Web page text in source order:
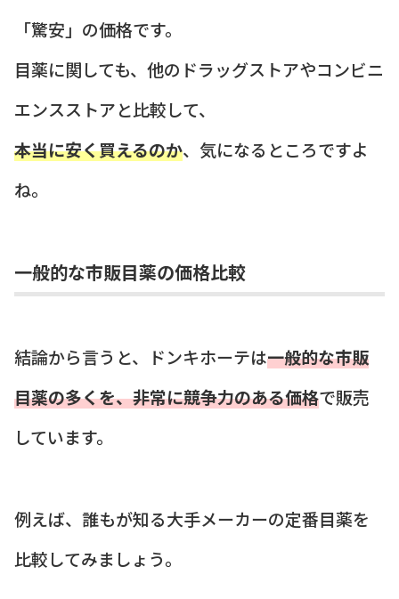
「驚安」の価格です。
目薬に関しても、他のドラッグストアやコンビニ
エンスストアと比較して、
本当に安く買えるのか、気になるところですよ
ね。
一般的な市販目薬の価格比較
結論から言うと、ドンキホーテは一般的な市販
目薬の多くを、非常に競争力のある価格で販売
しています。
例えば、誰もが知る大手メーカーの定番目薬を
比較してみましょう。